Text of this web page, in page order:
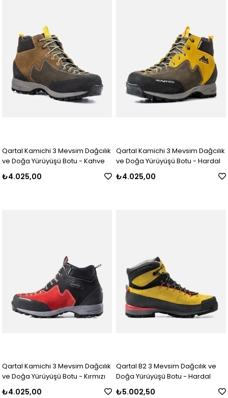
Qartal Kamichi 3 Mevsim Dağcılık
ve Doğa Yürüyüşü Botu - Kahve
₺4.025,00
Qartal Kamichi 3 Mevsim Dağcılık
ve Doğa Yürüyüşü Botu - Hardal
₺4.025,00
Qartal Kamichi 3 Mevsim Dağcılık
ve Doğa Yürüyüşü Botu - Kırmızı
₺4.025,00
Qartal B2 3 Mevsim Dağcılık ve
Doğa Yürüyüşü Botu - Hardal
₺5.002,50